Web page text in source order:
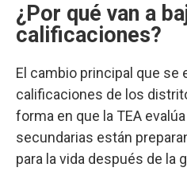
¿Por qué van a
calificaciones?
El cambio principal que se
calificaciones de los
forma en que la TEA
secundarias están
para la vida después de la